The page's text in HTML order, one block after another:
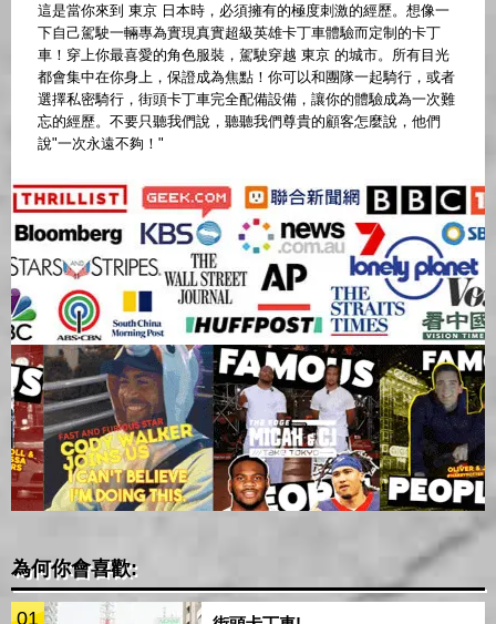
這是當你來到 東京 日本時，必須擁有的極度刺激的經歷。想像一
下自己駕駛一輛專為實現真實超級英雄卡丁車體驗而定制的卡丁
車！穿上你最喜愛的角色服裝，駕駛穿越 東京 的城市。所有目光
都會集中在你身上，保證成為焦點！你可以和團隊一起騎行，或者
選擇私密騎行，街頭卡丁車完全配備設備，讓你的體驗成為一次難
忘的經歷。不要只聽我們說，聽聽我們尊貴的顧客怎麼說，他們
說"一次永遠不夠！"
為何你會喜歡:
01